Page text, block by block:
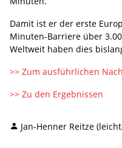
Damit ist er der erste
Minuten-Barriere über
Weltweit haben dies
>> Zum ausführlichen
>> Zu den Ergebnissen
Jan-Henner Reitze